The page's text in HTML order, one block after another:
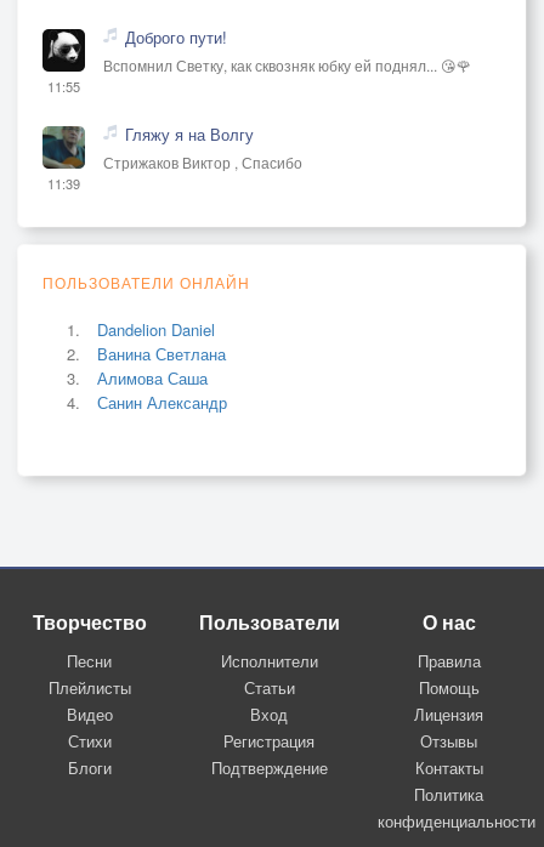
11:55
Доброго пути!
Вспомнил Светку, как сквозняк юбку ей поднял... 😘🌹
11:39
Гляжу я на Волгу
Стрижаков Виктор , Спасибо
ПОЛЬЗОВАТЕЛИ ОНЛАЙН
Dandelion Daniel
Ванина Светлана
Алимова Саша
Санин Александр
Творчество
Песни
Плейлисты
Видео
Стихи
Блоги
Пользователи
Исполнители
Статьи
Вход
Регистрация
Подтверждение
О нас
Правила
Помощь
Лицензия
Отзывы
Контакты
Политика
конфиденциальности